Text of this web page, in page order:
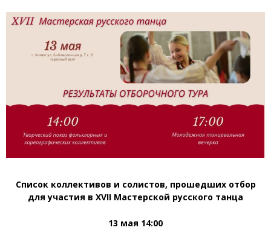
Список коллективов и солистов, прошедших отбор
для участия в XVII Мастерской русского танца
13 мая 14:00